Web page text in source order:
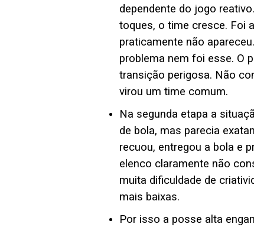
dependente do jogo
toques, o time cresce. Foi
praticamente não
problema nem foi esse. O
transição perigosa. Não
virou um time comum.
Na segunda etapa a
de bola, mas parecia
recuou, entregou a bola e
elenco claramente não
muita dificuldade de
mais baixas.
Por isso a posse alta